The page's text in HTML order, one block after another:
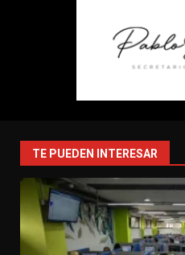
TE PUEDEN INTERESAR